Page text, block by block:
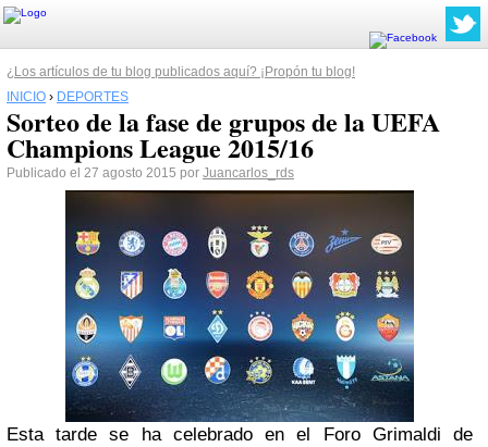
¿Los artículos de tu blog publicados aquí? ¡Propón tu blog!
INICIO › DEPORTES
Sorteo de la fase de grupos de la UEFA
Champions League 2015/16
Publicado el 27 agosto 2015 por Juancarlos_rds
Esta tarde se ha celebrado en el Foro Grimaldi de